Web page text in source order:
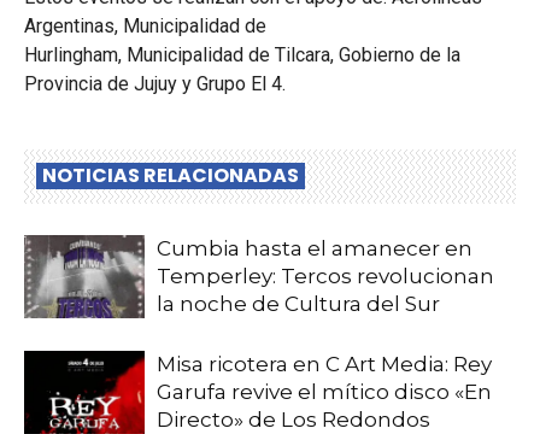
Argentinas, Municipalidad de
Hurlingham, Municipalidad de Tilcara, Gobierno de la
Provincia de Jujuy y Grupo El 4.
NOTICIAS RELACIONADAS
Cumbia hasta el amanecer en
Temperley: Tercos revolucionan
la noche de Cultura del Sur
Misa ricotera en C Art Media: Rey
Garufa revive el mítico disco «En
Directo» de Los Redondos